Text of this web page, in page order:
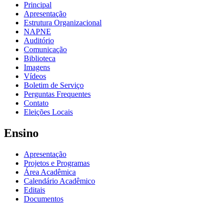
Principal
Apresentação
Estrutura Organizacional
NAPNE
Auditório
Comunicação
Biblioteca
Imagens
Vídeos
Boletim de Serviço
Perguntas Frequentes
Contato
Eleições Locais
Ensino
Apresentação
Projetos e Programas
Área Acadêmica
Calendário Acadêmico
Editais
Documentos